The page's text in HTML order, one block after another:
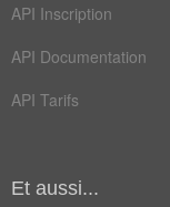
API Inscription
API Documentation
API Tarifs
Et aussi...